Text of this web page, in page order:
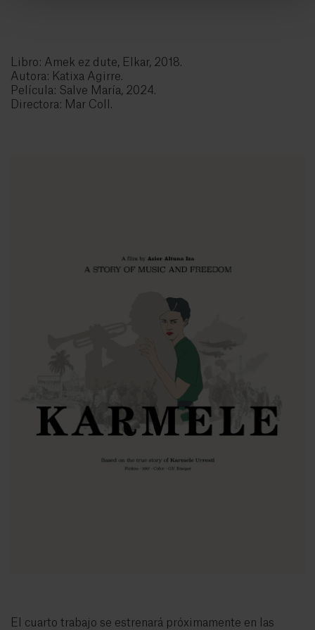
Libro: Amek ez dute, Elkar, 2018.
Autora: Katixa Agirre.
Película: Salve María, 2024.
Directora: Mar Coll.
El cuarto trabajo se estrenará próximamente en las